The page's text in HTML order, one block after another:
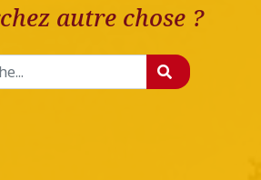
autre chose ?